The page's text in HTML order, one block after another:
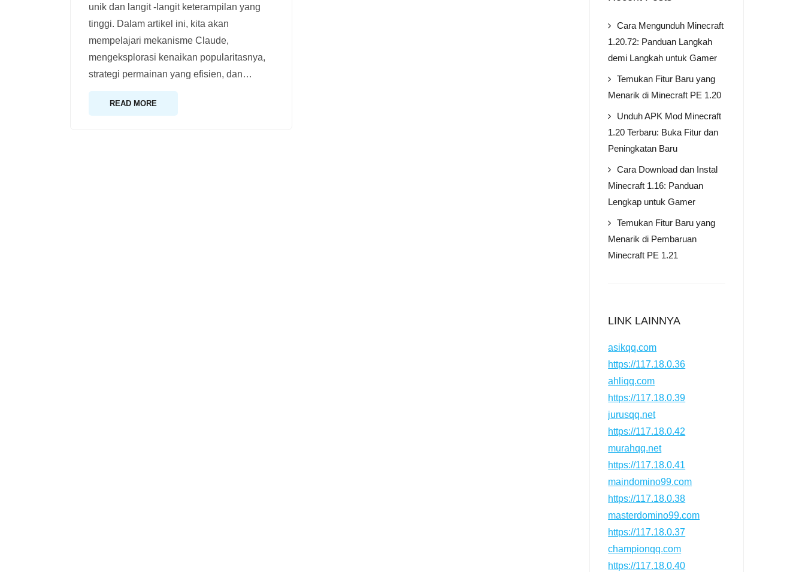
unik dan langit -langit keterampilan yang
tinggi. Dalam artikel ini, kita akan
mempelajari mekanisme Claude,
mengeksplorasi kenaikan popularitasnya,
strategi permainan yang efisien, dan…
READ MORE
Cara Mengunduh Minecraft
1.20.72: Panduan Langkah
demi Langkah untuk Gamer
Temukan Fitur Baru yang
Menarik di Minecraft PE 1.20
Unduh APK Mod Minecraft
1.20 Terbaru: Buka Fitur dan
Peningkatan Baru
Cara Download dan Instal
Minecraft 1.16: Panduan
Lengkap untuk Gamer
Temukan Fitur Baru yang
Menarik di Pembaruan
Minecraft PE 1.21
LINK LAINNYA
asikqq.com
https://117.18.0.36
ahliqq.com
https://117.18.0.39
jurusqq.net
https://117.18.0.42
murahqq.net
https://117.18.0.41
maindomino99.com
https://117.18.0.38
masterdomino99.com
https://117.18.0.37
championqq.com
https://117.18.0.40